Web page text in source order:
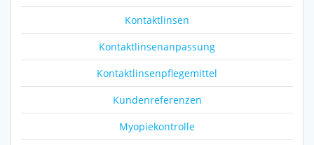
Kontaktlinsen
Kontaktlinsenanpassung
Kontaktlinsenpflegemittel
Kundenreferenzen
Myopiekontrolle